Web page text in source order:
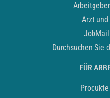
Arzt und
JobMail
Durchsuchen Sie
FÜR